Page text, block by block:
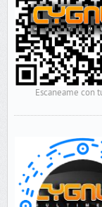
Escaneame con